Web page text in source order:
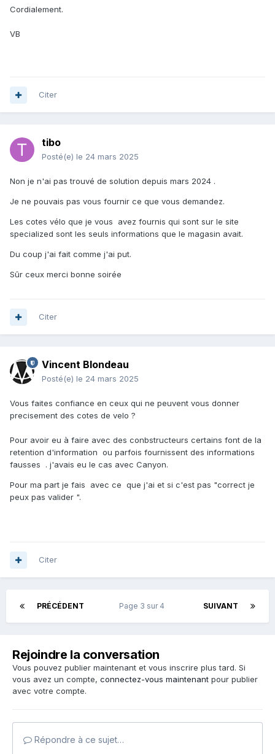
Cordialement.
VB
Citer
tibo
Posté(e) le 24 mars 2025
Non je n'ai pas trouvé de solution depuis mars 2024 .
Je ne pouvais pas vous fournir ce que vous demandez.
Les cotes vélo que je vous avez fournis qui sont sur le site
specialized sont les seuls informations que le magasin avait.
Du coup j'ai fait comme j'ai put.
Sûr ceux merci bonne soirée
Citer
Vincent Blondeau
Posté(e) le 24 mars 2025
Vous faites confiance en ceux qui ne peuvent vous donner
precisement des cotes de velo ?
Pour avoir eu à faire avec des conbstructeurs certains font de la
retention d'information ou parfois fournissent des informations
fausses . j'avais eu le cas avec Canyon.
Pour ma part je fais avec ce que j'ai et si c'est pas "correct je
peux pas valider ".
Citer
PRÉCÉDENT SUIVANT
Page 3 sur 4
Rejoindre la conversation
Vous pouvez publier maintenant et vous inscrire plus tard. Si
vous avez un compte, connectez-vous maintenant pour publier
avec votre compte.
Répondre à ce sujet…